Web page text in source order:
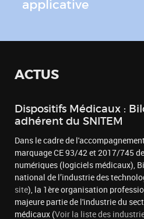
applicative
ACTUS
Dispositifs Médicaux :
adhérent du SNITEM
Dans le cadre de
marquage CE 93/42 et 2017/745
numériques (logiciels médicaux),
national de l’industrie des
site), la 1ère organisation
majeure partie de l'industrie du
médicaux (Voir la liste des